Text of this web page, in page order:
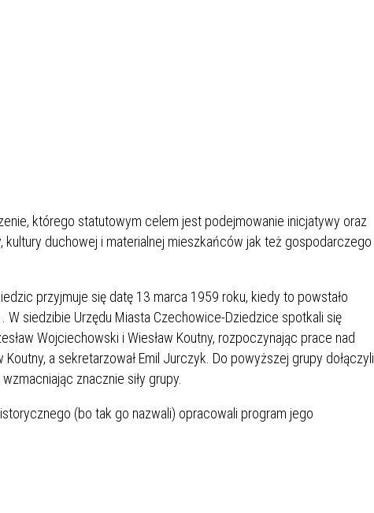
którego statutowym celem jest podejmowanie inicjatywy oraz
kultury duchowej i materialnej mieszkańców jak też gospodarczego
przyjmuje się datę 13 marca 1959 roku, kiedy to powstało
W siedzibie Urzędu Miasta Czechowice-Dziedzice spotkali się
Wojciechowski i Wiesław Koutny, rozpoczynając prace nad
a sekretarzował Emil Jurczyk. Do powyższej grupy dołączyli
znacznie siły grupy.
(bo tak go nazwali) opracowali program jego